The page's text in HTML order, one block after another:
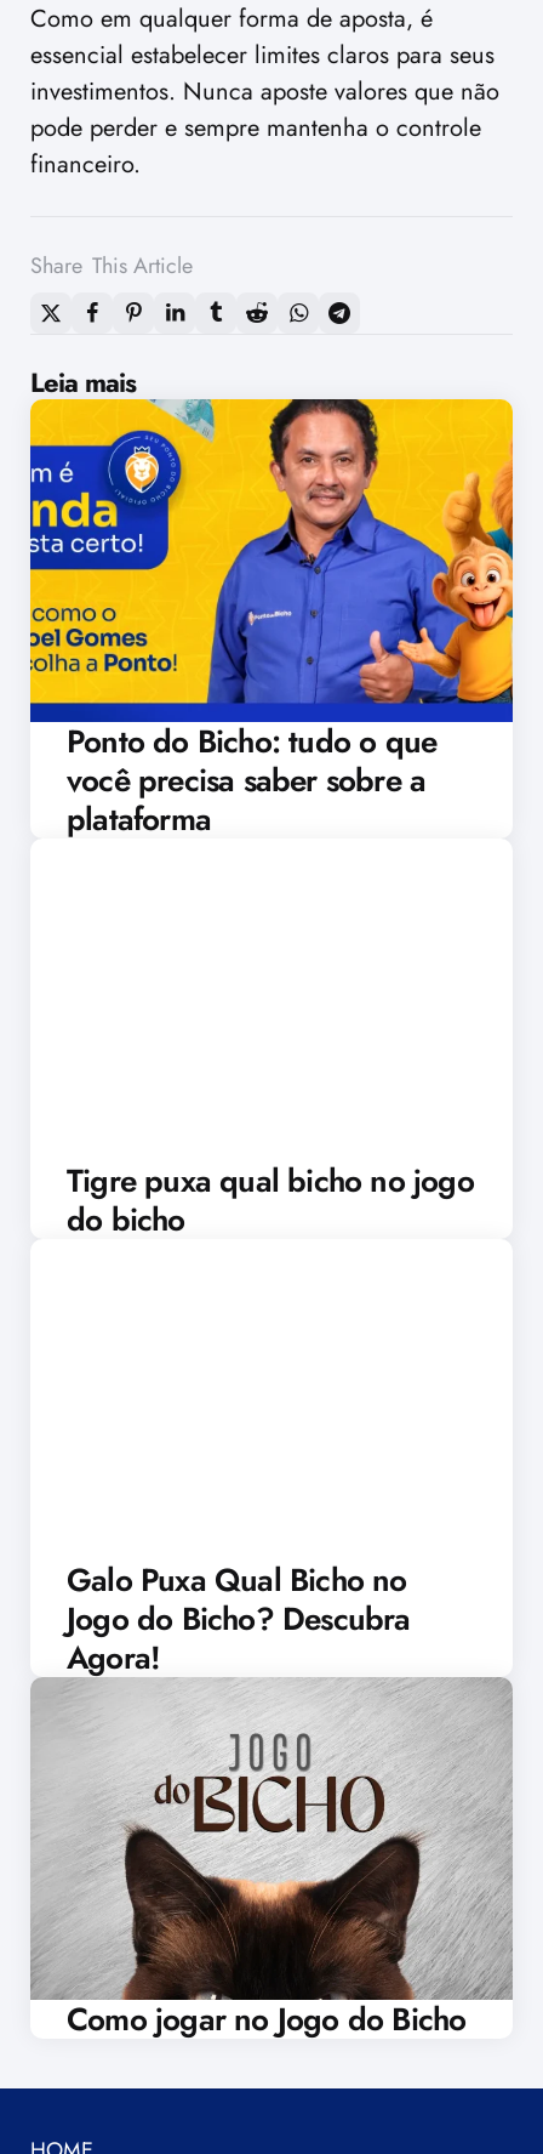
Como em qualquer forma de aposta, é
essencial estabelecer limites claros para seus
investimentos. Nunca aposte valores que não
pode perder e sempre mantenha o controle
financeiro.
Share This Article
Leia mais
Ponto do Bicho: tudo o que
você precisa saber sobre a
plataforma
Tigre puxa qual bicho no jogo
do bicho
Galo Puxa Qual Bicho no
Jogo do Bicho? Descubra
Agora!
Como jogar no Jogo do Bicho